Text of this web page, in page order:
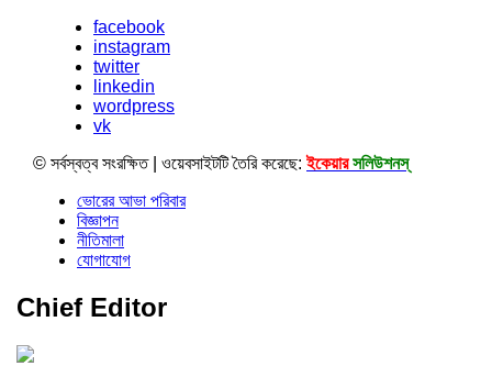
facebook
instagram
twitter
linkedin
wordpress
vk
© সর্বস্বত্ব সংরক্ষিত | ওয়েবসাইটটি তৈরি করেছে:ইকেয়ার সলিউশনস্
ভোরের আভা পরিবার
বিজ্ঞাপন
নীতিমালা
যোগাযোগ
Chief Editor